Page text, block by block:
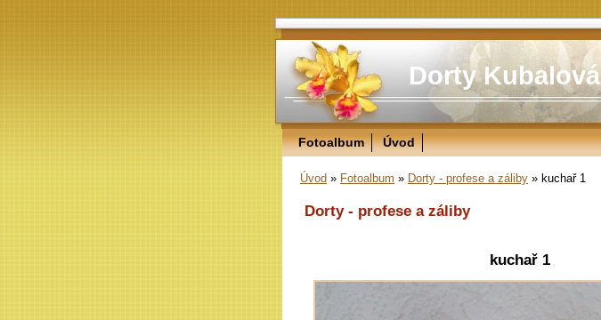
Dorty Kubalová
Fotoalbum Úvod
Úvod » Fotoalbum » Dorty - profese a záliby » kuchař 1
Dorty - profese a záliby
kuchař 1